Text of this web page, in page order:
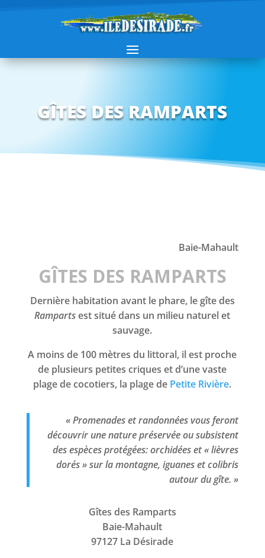
GÎTES DES RAMPARTS
Baie-Mahault
GÎTES DES RAMPARTS
Dernière habitation avant le phare, le gîte des
Rampartsest situé dans un milieu naturel et
sauvage.
A moins de 100 mètres du littoral, il est proche
de plusieurs petites criques et d’une vaste
plage de cocotiers, la plage de Petite Rivière.
« Promenades et randonnées vous feront
découvrir une nature préservée ou subsistent
des espèces protégées: orchidées et « lièvres
dorés » sur la montagne, iguanes et colibris
autour du gîte. »
Gîtes des Ramparts
Baie-Mahault
97127 La Désirade